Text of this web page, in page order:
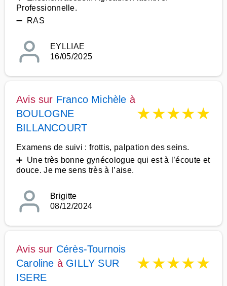
Professionnelle.
➖ RAS
EYLLIAE
16/05/2025
Avis sur Franco Michèle à
BOULOGNE
BILLANCOURT
★★★★★
Examens de suivi : frottis, palpation des seins.
➕ Une très bonne gynécologue qui est à l’écoute et
douce. Je me sens très à l’aise.
Brigitte
08/12/2024
Avis sur Cérès-Tournois
Caroline à GILLY SUR
ISERE
★★★★★